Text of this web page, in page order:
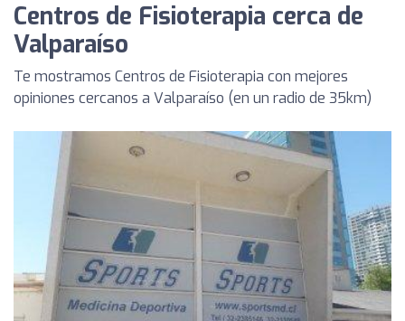
Centros de Fisioterapia cerca de
Valparaíso
Te mostramos Centros de Fisioterapia con mejores
opiniones cercanos a Valparaíso (en un radio de 35km)